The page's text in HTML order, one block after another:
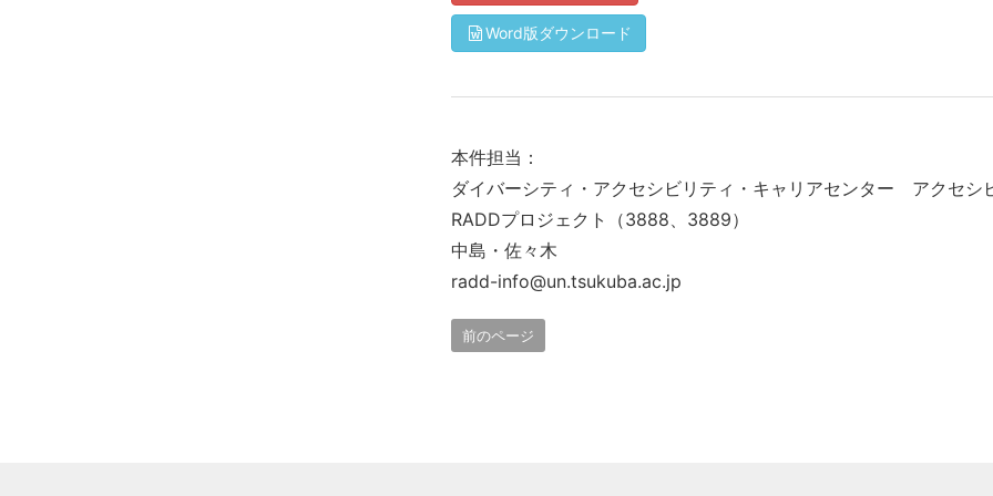
Word版ダウンロード
本件担当：
ダイバーシティ・アクセシビリティ・キャリアセンター アクセシ
RADDプロジェクト（3888、3889）
中島・佐々木
radd-info@un.tsukuba.ac.jp
前のページ